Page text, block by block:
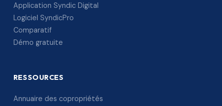
Application Syndic Digital
Logiciel SyndicPro
Comparatif
Démo gratuite
RESSOURCES
Annuaire des copropriétés